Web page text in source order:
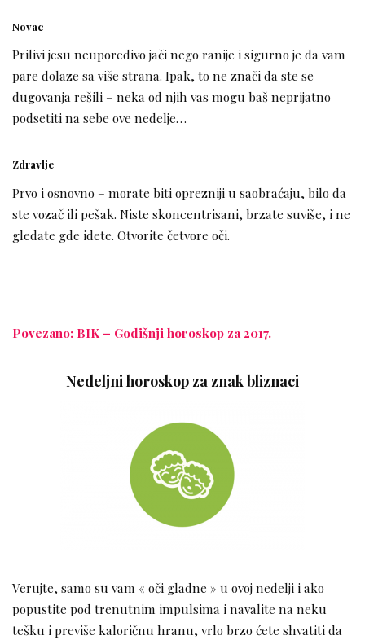
Novac
Prilivi jesu neuporedivo jači nego ranije i sigurno je da vam
pare dolaze sa više strana. Ipak, to ne znači da ste se
dugovanja rešili – neka od njih vas mogu baš neprijatno
podsetiti na sebe ove nedelje…
Zdravlje
Prvo i osnovno – morate biti oprezniji u saobraćaju, bilo da
ste vozač ili pešak. Niste skoncentrisani, brzate suviše, i ne
gledate gde idete. Otvorite četvore oči.
Povezano: BIK – Godišnji horoskop za 2017.
Nedeljni horoskop za znak bliznaci
Verujte, samo su vam « oči gladne » u ovoj nedelji i ako
popustite pod trenutnim impulsima i navalite na neku
tešku i previše kaloričnu hranu, vrlo brzo ćete shvatiti da